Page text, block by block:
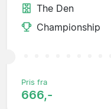
The Den
Championship
Pris fra
666,-